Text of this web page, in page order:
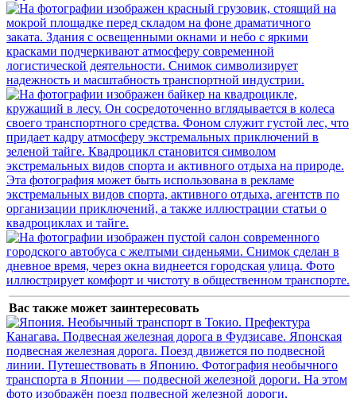
Вас также может заинтересовать